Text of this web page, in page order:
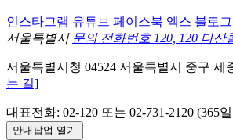
인스타그램 유튜브 페이스북 엑스 블로그
서울특별시 문의 전화번호 120, 120 다산
서울특별시청 04524 서울특별시 중구 세
는 길]
대표전화: 02-120 또는 02-731-2120 (365
안내팝업 열기